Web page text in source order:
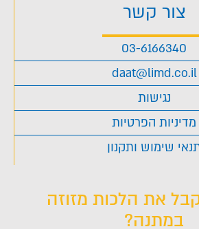
צור קשר
03-6166340
daat@limd.co.il
נגישות
מדיניות הפרטיות
שימוש ותקנון
את הלכות מזוזה
במתנה?